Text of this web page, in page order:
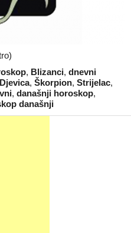
, Blizanci, dnevni
Djevica, Škorpion, Strijelac,
, današnji horoskop,
današnji